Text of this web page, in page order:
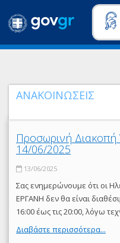
ΑΝΑΚΟΙΝΩΣΕΙΣ
Προσωρινή
14/06/2025
13/06/2025
Σας ενημερώνουμε ότι οι
ΕΡΓΑΝΗ δεν θα είναι
16:00 έως τις 20:00, λόγω
Διαβάστε περισσότερα...